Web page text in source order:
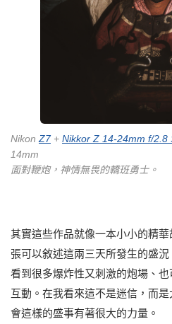
NikonZ7+ Nikkor Z 14-24mm f/2.8
14mm
面對鞭炮，神情無畏的轎班勇士。
其實這些作品就像一本小小的精
張可以敘述這兩三天所發生的盛
看到很多爆炸性又刺激的炮場、
互動。在我看來這不是迷信，而
會這樣的盛事有著很大的力量。